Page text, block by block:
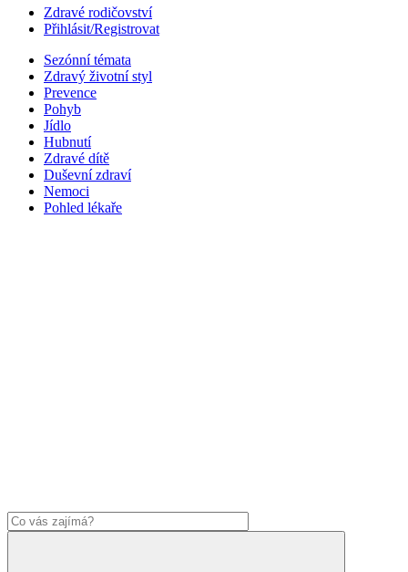
Zdravé rodičovství
Přihlásit/Registrovat
Sezónní témata
Zdravý životní styl
Prevence
Pohyb
Jídlo
Hubnutí
Zdravé dítě
Duševní zdraví
Nemoci
Pohled lékaře